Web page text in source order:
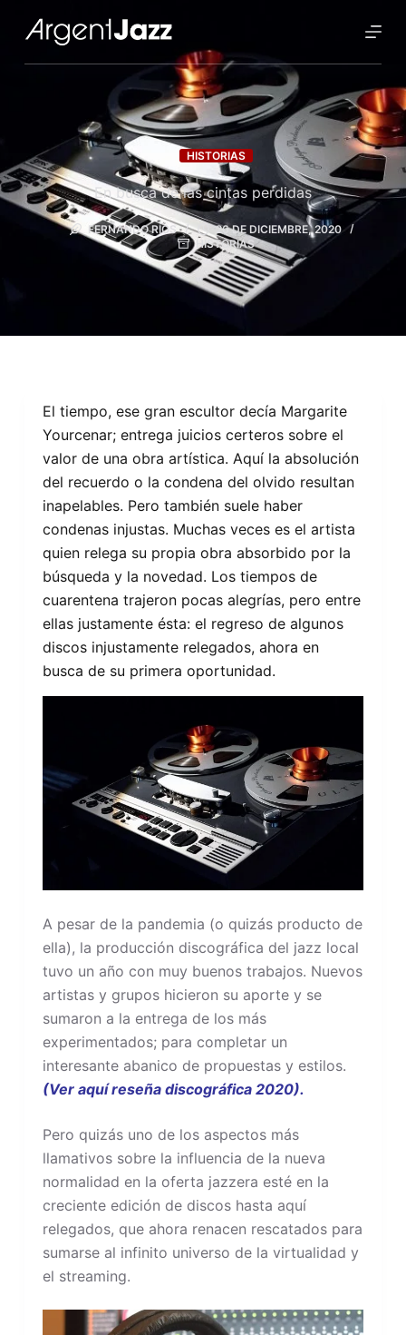
HISTORIAS
En busca de las cintas perdidas
FERNANDO RÍOS
26 DE DICIEMBRE, 2020
HISTORIAS
El tiempo, ese gran escultor decía Margarite
Yourcenar; entrega juicios certeros sobre el
valor de una obra artística. Aquí la absolución
del recuerdo o la condena del olvido resultan
inapelables. Pero también suele haber
condenas injustas. Muchas veces es el artista
quien relega su propia obra absorbido por la
búsqueda y la novedad. Los tiempos de
cuarentena trajeron pocas alegrías, pero entre
ellas justamente ésta: el regreso de algunos
discos injustamente relegados, ahora en
busca de su primera oportunidad.
A pesar de la pandemia (o quizás producto de
ella), la producción discográfica del jazz local
tuvo un año con muy buenos trabajos. Nuevos
artistas y grupos hicieron su aporte y se
sumaron a la entrega de los más
experimentados; para completar un
interesante abanico de propuestas y estilos.
(Ver aquí reseña discográfica 2020).
Pero quizás uno de los aspectos más
llamativos sobre la influencia de la nueva
normalidad en la oferta jazzera esté en la
creciente edición de discos hasta aquí
relegados, que ahora renacen rescatados para
sumarse al infinito universo de la virtualidad y
el streaming.